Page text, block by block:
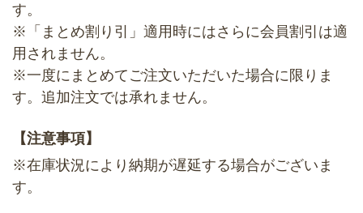
す。
※「まとめ割り引」適用時にはさらに会員割引は適
用されません。
※一度にまとめてご注文いただいた場合に限りま
す。追加注文では承れません。
【注意事項】
※在庫状況により納期が遅延する場合がございま
す。